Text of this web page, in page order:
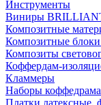
Инструменты
Виниры
Композитные
Композитные
Композиты
Коффердам-
Кламмеры
Наборы
Платки